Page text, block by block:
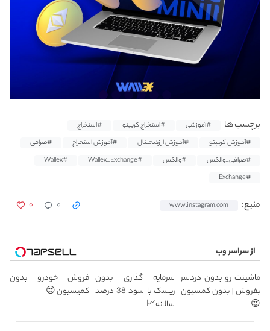
برچسب ها #آموزشی #استخراج کریپتو
#استخراج
#آموزش کریپتو
#آموزش ارزدیجیتال #آموزش استخراج
#صرافی
#صرافی_والکس
#والکس #Wallex_Exchange
#Wallex
#Exchange
منبع: www.instagram.com ۰ ۰
از سراسر وب
ماشینت رو بدون دردسر
بفروش | بدون کمسیون
😍
سرمایه گذاری بدون
ریسک با سود 38 درصد
سالانه📈
فروش خودرو بدون
کمیسیون 😍